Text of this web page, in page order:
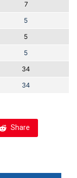
7
5
5
5
34
34
Share